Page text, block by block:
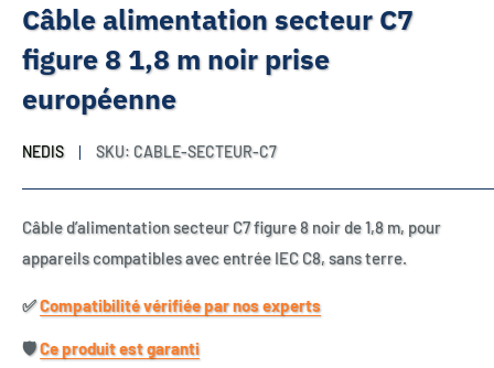
Câble alimentation secteur C7
figure 8 1,8 m noir prise
européenne
NEDIS SKU: CABLE-SECTEUR-C7
Câble d’alimentation secteur C7 figure 8 noir de 1,8 m, pour
appareils compatibles avec entrée IEC C8, sans terre.
✅​Compatibilité vérifiée par nos experts
🛡️​Ce produit est garanti